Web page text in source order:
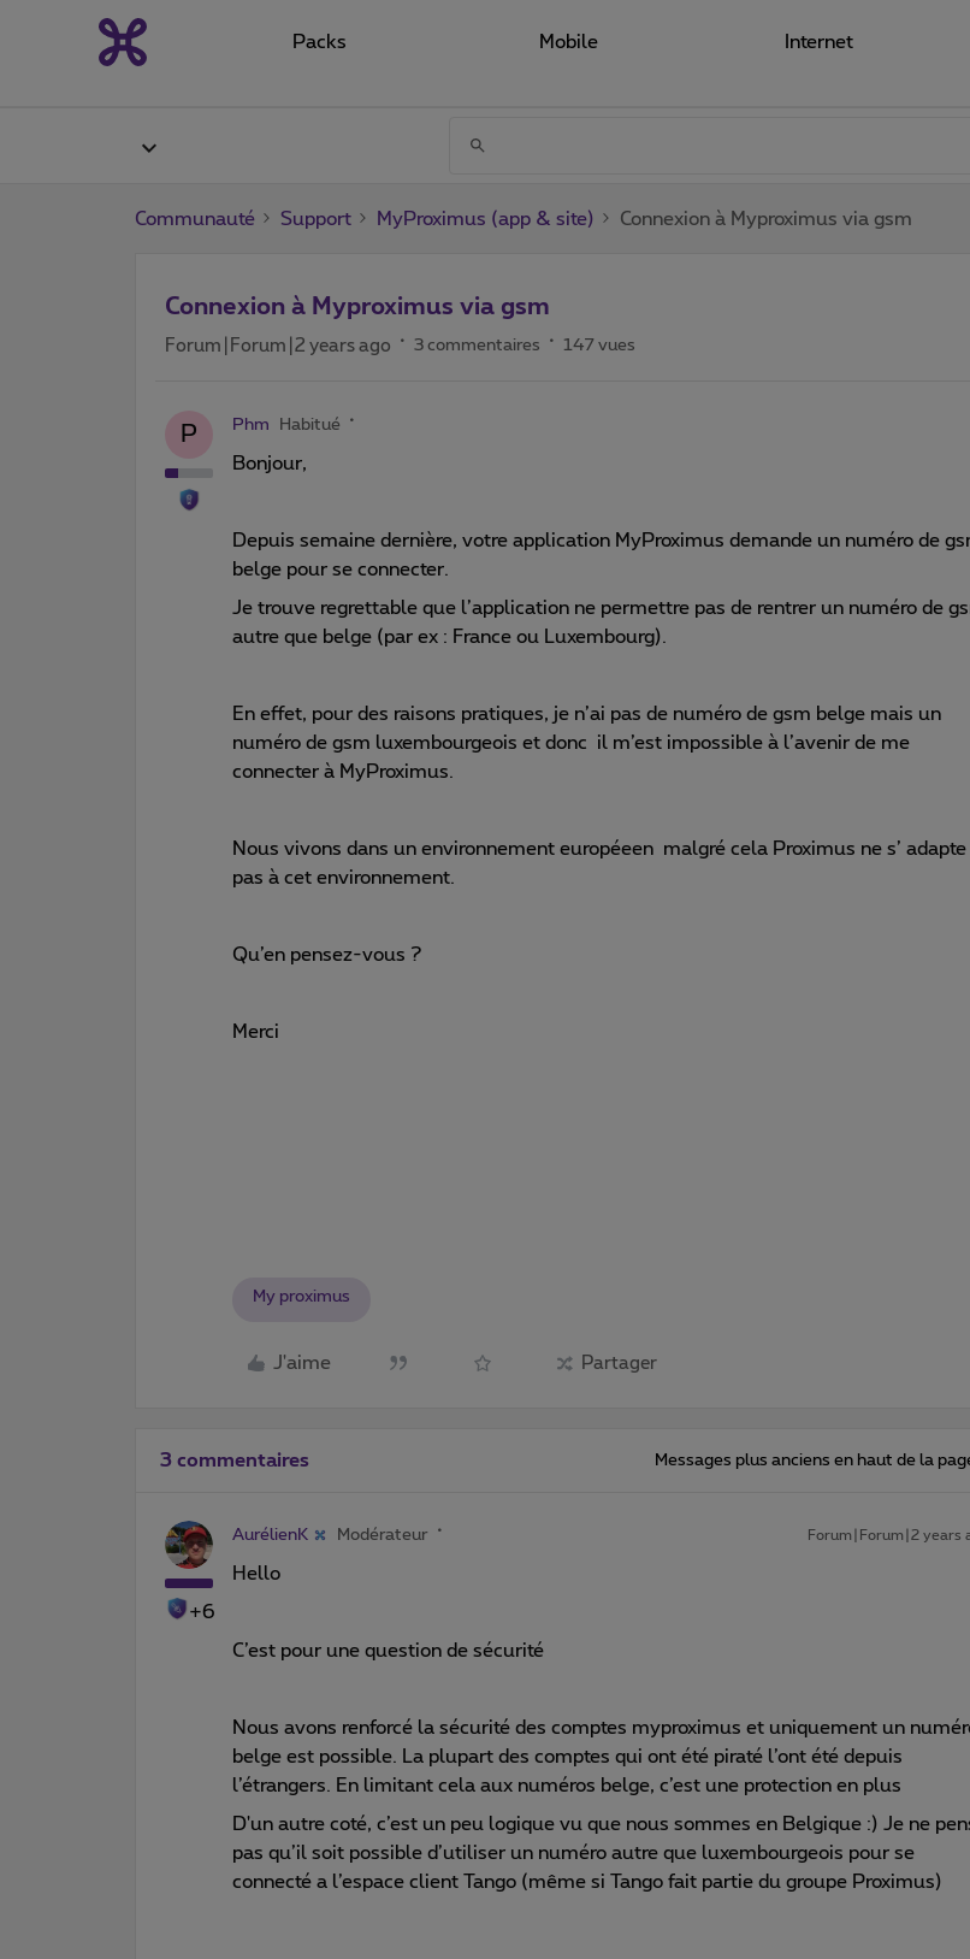
Packs Mobile Internet
Communauté Support MyProximus (app & site) Connexion à Myproximus via gsm
Connexion à Myproximus via gsm
Forum|Forum|2 years ago 3 commentaires 147 vues
P Phm Habitué
Bonjour,
Depuis semaine dernière, votre application MyProximus demande un numéro de
belge pour se connecter.
Je trouve regrettable que l’application ne permettre pas de rentrer un numéro de
autre que belge (par ex : France ou Luxembourg).
En effet, pour des raisons pratiques, je n’ai pas de numéro de gsm belge mais un
numéro de gsm luxembourgeois et donc il m’est impossible à l’avenir de me
connecter à MyProximus.
Nous vivons dans un environnement européeen malgré cela Proximus ne s’ adapte
pas à cet environnement.
Qu’en pensez-vous ?
Merci
My proximus
J'aime Partager
3 commentaires Messages plus anciens en haut de la
+6
AurélienK Modérateur Forum|Forum|2 years
Hello
C’est pour une question de sécurité
Nous avons renforcé la sécurité des comptes myproximus et uniquement un
belge est possible. La plupart des comptes qui ont été piraté l’ont été depuis
l’étrangers. En limitant cela aux numéros belge, c’est une protection en plus
D'un autre coté, c’est un peu logique vu que nous sommes en Belgique :) Je ne
pas qu’il soit possible d’utiliser un numéro autre que luxembourgeois pour se
connecté a l’espace client Tango (même si Tango fait partie du groupe Proximus)